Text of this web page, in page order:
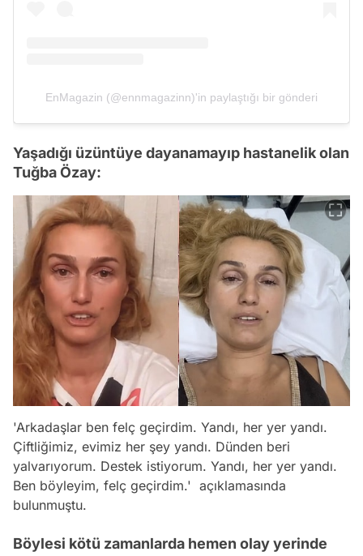
EnMagazin (@ennmagazinn)'in paylaştığı bir gönderi
Yaşadığı üzüntüye dayanamayıp hastanelik olan
Tuğba Özay:
'Arkadaşlar ben felç geçirdim. Yandı, her yer yandı.
Çiftliğimiz, evimiz her şey yandı. Dünden beri
yalvarıyorum. Destek istiyorum. Yandı, her yer yandı.
Ben böyleyim, felç geçirdim.' açıklamasında
bulunmuştu.
Böylesi kötü zamanlarda hemen olay yerinde